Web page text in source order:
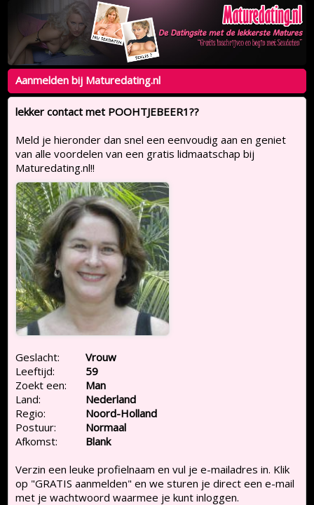
Aanmelden bij Maturedating.nl
lekker contact met POOHTJEBEER1??
Meld je hieronder dan snel een eenvoudig aan en geniet
van alle voordelen van een gratis lidmaatschap bij
Maturedating.nl!!
Geslacht:
Vrouw
Leeftijd:
59
Zoekt een:
Man
Land:
Nederland
Regio:
Noord-Holland
Postuur:
Normaal
Afkomst:
Blank
Verzin een leuke profielnaam en vul je e-mailadres in. Klik
op "GRATIS aanmelden" en we sturen je direct een e-mail
met je wachtwoord waarmee je kunt inloggen.